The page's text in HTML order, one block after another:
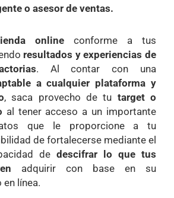
o asesor de ventas.
online conforme a tus
resultados y experiencias de
. Al contar con una
a cualquier plataforma y
, saca provecho de tu target o
al tener acceso a un importante
que le proporcione a tu
de fortalecerse mediante el
de descifrar lo que tus
adquirir con base en su
línea.